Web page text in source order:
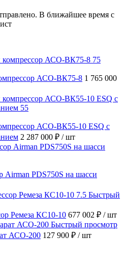
В ближайшее время с
АСО-ВК75-8 1 765 000
АСО-ВК55-10 ESQ с
2 287 000 ₽ / шт
Airman PDS750S на шасси
Быстрый
Ремеза КС10-10 677 002 ₽ / шт
Быстрый просмотр
АСО-200 127 900 ₽ / шт